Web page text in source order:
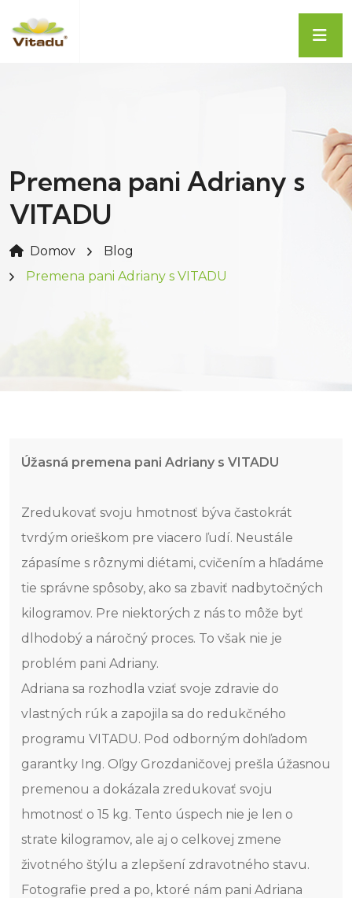
Premena pani Adriany s
VITADU
Domov
Blog
Premena pani Adriany s VITADU
Úžasná premena pani Adriany s VITADU
Zredukovať svoju hmotnosť býva častokrát
tvrdým orieškom pre viacero ľudí. Neustále
zápasíme s rôznymi diétami, cvičením a hľadáme
tie správne spôsoby, ako sa zbaviť nadbytočných
kilogramov. Pre niektorých z nás to môže byť
dlhodobý a náročný proces. To však nie je
problém pani Adriany.
Adriana sa rozhodla vziať svoje zdravie do
vlastných rúk a zapojila sa do redukčného
programu VITADU. Pod odborným dohľadom
garantky Ing. Oľgy Grozdaničovej prešla úžasnou
premenou a dokázala zredukovať svoju
hmotnosť o 15 kg. Tento úspech nie je len o
strate kilogramov, ale aj o celkovej zmene
životného štýlu a zlepšení zdravotného stavu.
Fotografie pred a po, ktoré nám pani Adriana